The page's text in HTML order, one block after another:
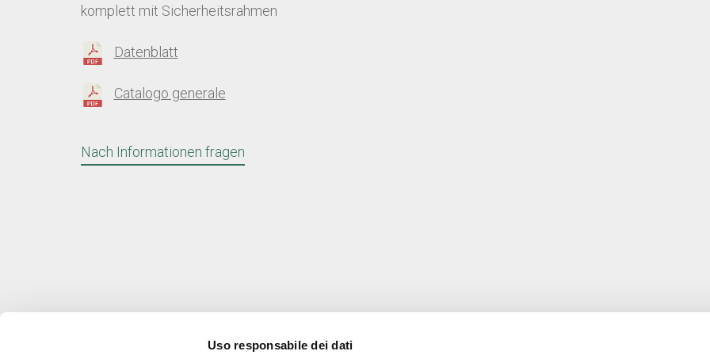
Uso responsabile dei dati
komplett mit Sicherheitsrahmen
Datenblatt
Catalogo generale
Nach Informationen fragen